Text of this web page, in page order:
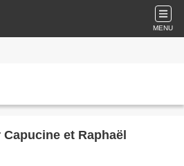
MENU
et Raphaël